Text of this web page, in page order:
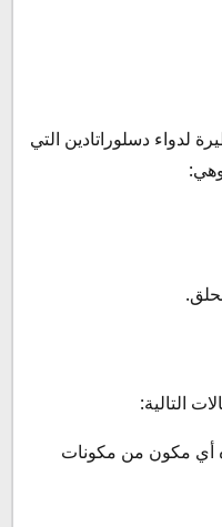
لدواء دسلوراتادين التي
التالية:
أي مكون من مكونات